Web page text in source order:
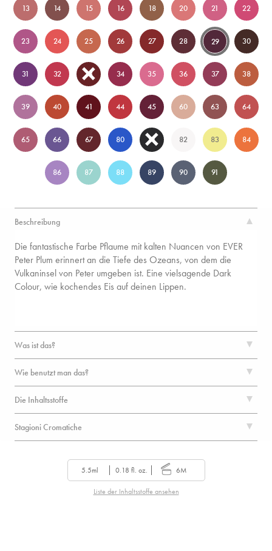
13 14 15 16 18 20 21 22
23 24 25 26 27 28 29 30
31 32 33 34 35 36 37 38
39 40 41 44 45 60 63 64
65 66 67 80 81 82 83 84
86 87 88 89 90 91
Beschreibung
Die fantastische Farbe Pflaume mit kalten Nuancen von EVER
Peter Plum erinnert an die Tiefe des Ozeans, von dem die
Vulkaninsel von Peter umgeben ist. Eine vielsagende Dark
Colour, wie kochendes Eis auf deinen Lippen.
Was ist das?
Wie benutzt man das?
Die Inhaltsstoffe
Stagioni Cromatiche
5.5ml 0.18 fl. oz. 6M
Liste der Inhaltsstoffe ansehen